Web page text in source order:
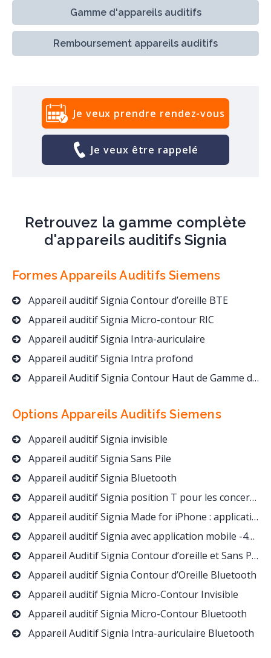
Gamme d'appareils auditifs
Remboursement appareils auditifs
Je veux prendre rendez-vous
Je veux être rappelé
Retrouvez la gamme complète
d'appareils auditifs Signia
Formes Appareils AuditifsSiemens
Appareil auditif Signia Contour d’oreille BTE
Appareil auditif Signia Micro-contour RIC
Appareil auditif Signia Intra-auriculaire
Appareil auditif Signia Intra profond
Appareil Auditif Signia Contour Haut de Gamme dès 1390 Euros
Options Appareils AuditifsSiemens
Appareil auditif Signia invisible
Appareil auditif Signia Sans Pile
Appareil auditif Signia Bluetooth
Appareil auditif Signia position T pour les concerts et spectacles
Appareil auditif Signia Made for iPhone : application et streaming direct !
Appareil auditif Signia avec application mobile -40 %
Appareil Auditif Signia Contour d’oreille et Sans Pile
Appareil auditif Signia Contour d’Oreille Bluetooth
Appareil auditif Signia Micro-Contour Invisible
Appareil auditif Signia Micro-Contour Bluetooth
Appareil Auditif Signia Intra-auriculaire Bluetooth